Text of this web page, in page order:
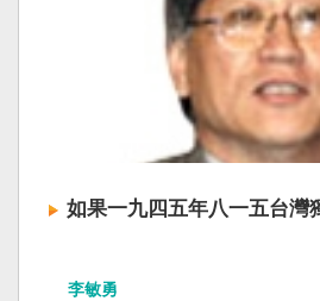
如果一九四五年八一五台灣
李敏勇